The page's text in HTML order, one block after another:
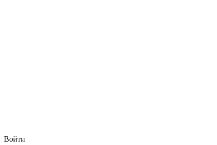
Войти